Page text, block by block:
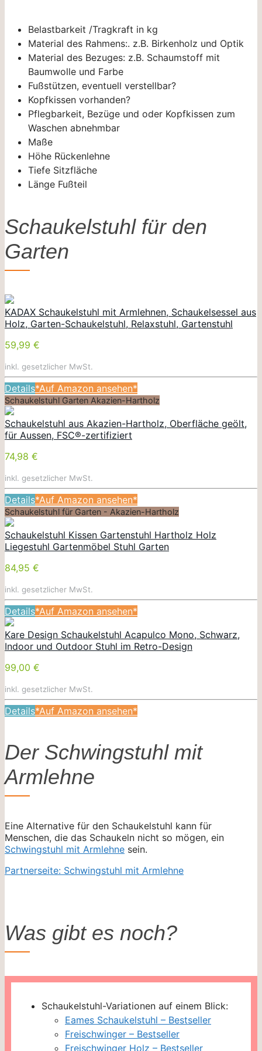
Belastbarkeit /Tragkraft in kg
Material des Rahmens:. z.B. Birkenholz und Optik
Material des Bezuges: z.B. Schaumstoff mit
Baumwolle und Farbe
Fußstützen, eventuell verstellbar?
Kopfkissen vorhanden?
Pflegbarkeit, Bezüge und oder Kopfkissen zum
Waschen abnehmbar
Maße
Höhe Rückenlehne
Tiefe Sitzfläche
Länge Fußteil
Schaukelstuhl für den
Garten
KADAX Schaukelstuhl mit Armlehnen, Schaukelsessel aus
Holz, Garten-Schaukelstuhl, Relaxstuhl, Gartenstuhl
59,99 €
inkl. gesetzlicher MwSt.
Details*Auf Amazon ansehen*
Schaukelstuhl Garten Akazien-Hartholz
Schaukelstuhl aus Akazien-Hartholz, Oberfläche geölt,
für Aussen, FSC®-zertifiziert
74,98 €
inkl. gesetzlicher MwSt.
Details*Auf Amazon ansehen*
Schaukelstuhl für Garten - Akazien-Hartholz
Schaukelstuhl Kissen Gartenstuhl Hartholz Holz
Liegestuhl Gartenmöbel Stuhl Garten
84,95 €
inkl. gesetzlicher MwSt.
Details*Auf Amazon ansehen*
Kare Design Schaukelstuhl Acapulco Mono, Schwarz,
Indoor und Outdoor Stuhl im Retro-Design
99,00 €
inkl. gesetzlicher MwSt.
Details*Auf Amazon ansehen*
Der Schwingstuhl mit
Armlehne
Eine Alternative für den Schaukelstuhl kann für
Menschen, die das Schaukeln nicht so mögen, ein
Schwingstuhl mit Armlehne sein.
Partnerseite: Schwingstuhl mit Armlehne
Was gibt es noch?
Schaukelstuhl-Variationen auf einem Blick:
Eames Schaukelstuhl – Bestseller
Freischwinger – Bestseller
Freischwinger Holz – Bestseller